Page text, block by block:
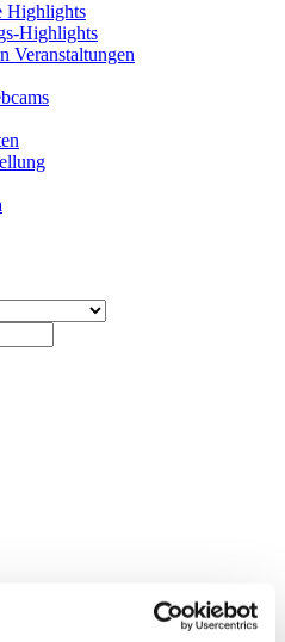
Highlights
Highlights
Veranstaltungen